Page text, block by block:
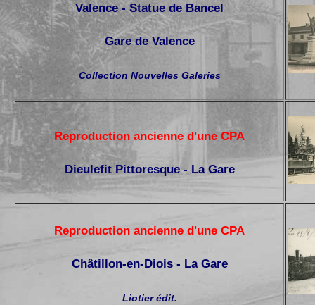
Valence - Statue de Bancel
Gare de Valence
Collection Nouvelles Galeries
Reproduction ancienne d'une CPA
Dieulefit Pittoresque - La Gare
Reproduction ancienne d'une CPA
Châtillon-en-Diois - La Gare
Liotier édit.